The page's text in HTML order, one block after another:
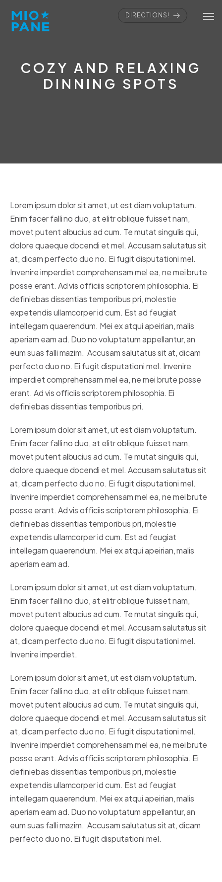
DIRECTIONS!
COZY AND RELAXING
DINNING SPOTS
Lorem ipsum dolor sit amet, ut est diam voluptatum.
Enim facer falli no duo, at elitr oblique fuisset nam,
movet putent albucius ad cum. Te mutat singulis qui,
dolore quaeque docendi et mel. Accusam salutatus sit
at, dicam perfecto duo no. Ei fugit disputationi mel.
Invenire imperdiet comprehensam mel ea, ne mei brute
posse erant. Ad vis officiis scriptorem philosophia. Ei
definiebas dissentias temporibus pri, molestie
expetendis ullamcorper id cum. Est ad feugiat
intellegam quaerendum. Mei ex atqui apeirian, malis
aperiam eam ad. Duo no voluptatum appellantur, an
eum suas falli mazim. Accusam salutatus sit at, dicam
perfecto duo no. Ei fugit disputationi mel. Invenire
imperdiet comprehensam mel ea, ne mei brute posse
erant. Ad vis officiis scriptorem philosophia. Ei
definiebas dissentias temporibus pri.
Lorem ipsum dolor sit amet, ut est diam voluptatum.
Enim facer falli no duo, at elitr oblique fuisset nam,
movet putent albucius ad cum. Te mutat singulis qui,
dolore quaeque docendi et mel. Accusam salutatus sit
at, dicam perfecto duo no. Ei fugit disputationi mel.
Invenire imperdiet comprehensam mel ea, ne mei brute
posse erant. Ad vis officiis scriptorem philosophia. Ei
definiebas dissentias temporibus pri, molestie
expetendis ullamcorper id cum. Est ad feugiat
intellegam quaerendum. Mei ex atqui apeirian, malis
aperiam eam ad.
Lorem ipsum dolor sit amet, ut est diam voluptatum.
Enim facer falli no duo, at elitr oblique fuisset nam,
movet putent albucius ad cum. Te mutat singulis qui,
dolore quaeque docendi et mel. Accusam salutatus sit
at, dicam perfecto duo no. Ei fugit disputationi mel.
Invenire imperdiet.
Lorem ipsum dolor sit amet, ut est diam voluptatum.
Enim facer falli no duo, at elitr oblique fuisset nam,
movet putent albucius ad cum. Te mutat singulis qui,
dolore quaeque docendi et mel. Accusam salutatus sit
at, dicam perfecto duo no. Ei fugit disputationi mel.
Invenire imperdiet comprehensam mel ea, ne mei brute
posse erant. Ad vis officiis scriptorem philosophia. Ei
definiebas dissentias temporibus pri, molestie
expetendis ullamcorper id cum. Est ad feugiat
intellegam quaerendum. Mei ex atqui apeirian, malis
aperiam eam ad. Duo no voluptatum appellantur, an
eum suas falli mazim. Accusam salutatus sit at, dicam
perfecto duo no. Ei fugit disputationi mel.